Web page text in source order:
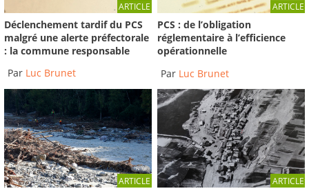
ARTICLE
Déclenchement tardif du PCS
malgré une alerte préfectorale
: la commune responsable
Par Luc Brunet
ARTICLE
PCS : de l’obligation
réglementaire à l’efficience
opérationnelle
Par Luc Brunet
ARTICLE ARTICLE